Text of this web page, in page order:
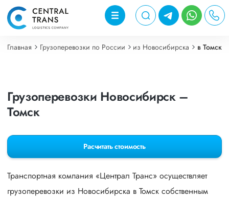
Главная Грузоперевозки по России из Новосибирска в Томск
Грузоперевозки Новосибирск –
Томск
Расчитать стоимость
Транспортная компания «Централ Транс» осуществляет
грузоперевозки из Новосибирска в Томск собственным